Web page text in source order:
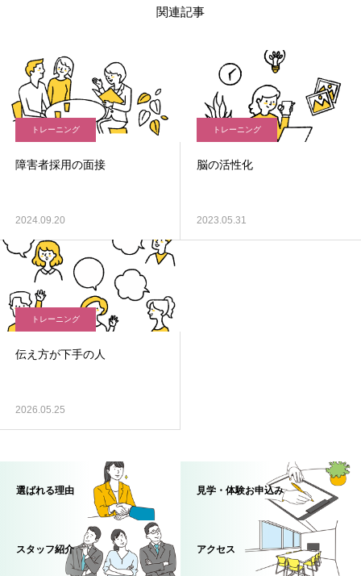
関連記事
トレーニング
障害者採用の面接
2024.09.20
トレーニング
脳の活性化
2023.05.31
トレーニング
伝え方が下手の人
2026.05.25
選ばれる理由 見学・体験お申込み
スタッフ紹介 アクセス